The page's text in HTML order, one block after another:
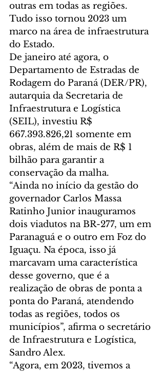
outras em todas as regiões.
Tudo isso tornou 2023 um
marco na área de infraestrutura
do Estado.
De janeiro até agora, o
Departamento de Estradas de
Rodagem do Paraná (DER/PR),
autarquia da Secretaria de
Infraestrutura e Logística
(SEIL), investiu R$
667.393.826,21 somente em
obras, além de mais de R$ 1
bilhão para garantir a
conservação da malha.
“Ainda no início da gestão do
governador Carlos Massa
Ratinho Junior inauguramos
dois viadutos na BR-277, um em
Paranaguá e o outro em Foz do
Iguaçu. Na época, isso já
marcavam uma característica
desse governo, que é a
realização de obras de ponta a
ponta do Paraná, atendendo
todas as regiões, todos os
municípios”, afirma o secretário
de Infraestrutura e Logística,
Sandro Alex.
“Agora, em 2023, tivemos a